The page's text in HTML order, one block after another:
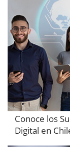
Conoce los
Digital en